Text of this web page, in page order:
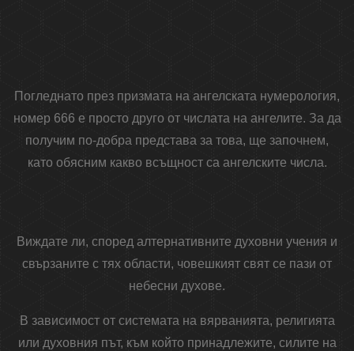
Погледнато през призмата на ангелската нумерология,
номер 666 е просто друго от числата на ангелите. За да
получим по-добра представа за това, ще започнем,
като обясним какво всъщност са ангелските числа.
Виждате ли, според алтернативните духовни учения и
свързаните с тях области, човешкият свят се пази от
небесни духове.
В зависимост от системата на вярванията, религията
или духовния път, към който принадлежите, силите на